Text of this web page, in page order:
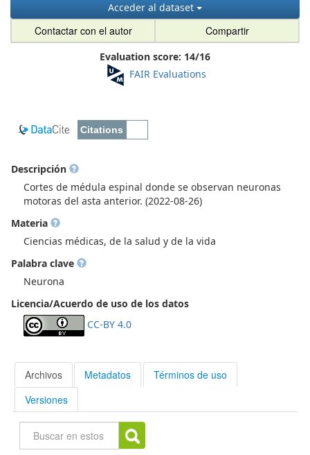
Acceder al dataset
Contactar con el autor Compartir
Evaluation score: 14/16
FAIR Evaluations
Descripción
Cortes de médula espinal donde se observan neuronas
motoras del asta anterior. (2022-08-26)
Materia
Ciencias médicas, de la salud y de la vida
Palabra clave
Neurona
Licencia/Acuerdo de uso de los datos
CC-BY 4.0
Archivos Metadatos
Términos de uso
Versiones
Buscar